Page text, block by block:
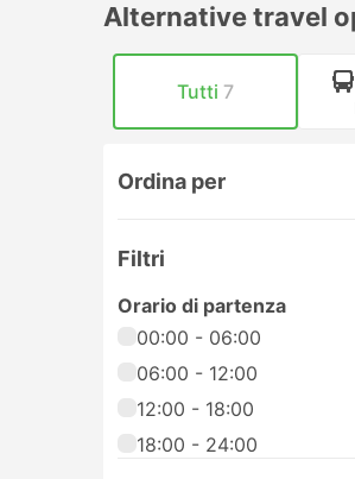
Alternative travel
Tutti 7
Ordina per
Filtri
Orario di partenza
00:00 - 06:00
06:00 - 12:00
12:00 - 18:00
18:00 - 24:00